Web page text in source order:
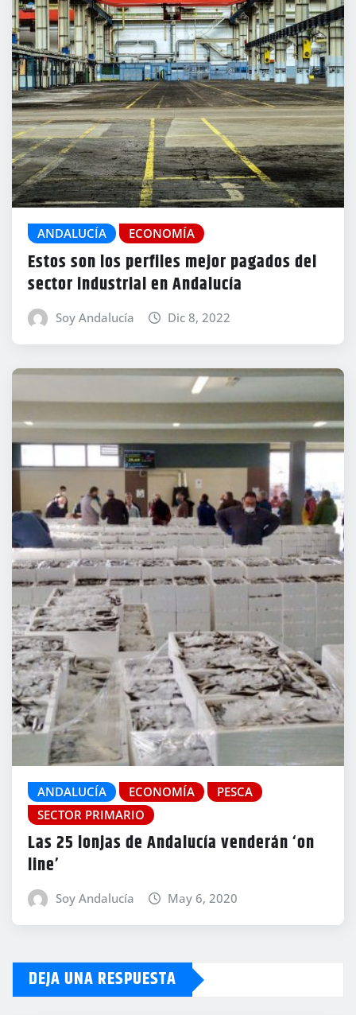
ANDALUCÍA ECONOMÍA
Estos son los perfiles mejor pagados del
sector industrial en Andalucía
Soy Andalucía Dic 8, 2022
ANDALUCÍA ECONOMÍA
PESCA
SECTOR PRIMARIO
Las 25 lonjas de Andalucía venderán ‘on
line’
Soy Andalucía May 6, 2020
DEJA UNA RESPUESTA